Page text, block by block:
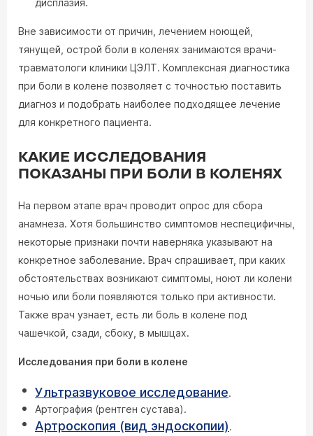
дисплазия.
Вне зависимости от причин, лечением ноющей,
тянущей, острой боли в коленях занимаются врачи-
травматологи клиники ЦЭЛТ. Комплексная диагностика
при боли в колене позволяет с точностью поставить
диагноз и подобрать наиболее подходящее лечение
для конкретного пациента.
КАКИЕ ИССЛЕДОВАНИЯ
ПОКАЗАНЫ ПРИ БОЛИ В КОЛЕНЯХ
На первом этапе врач проводит опрос для сбора
анамнеза. Хотя большинство симптомов неспецифичны,
некоторые признаки почти наверняка указывают на
конкретное заболевание. Врач спрашивает, при каких
обстоятельствах возникают симптомы, ноют ли колени
ночью или боли появляются только при активности.
Также врач узнает, есть ли боль в колене под
чашечкой, сзади, сбоку, в мышцах.
Исследования при боли в колене
Ультразвуковое исследование.
Артография (рентген сустава).
Артроскопия (вид эндоскопии).